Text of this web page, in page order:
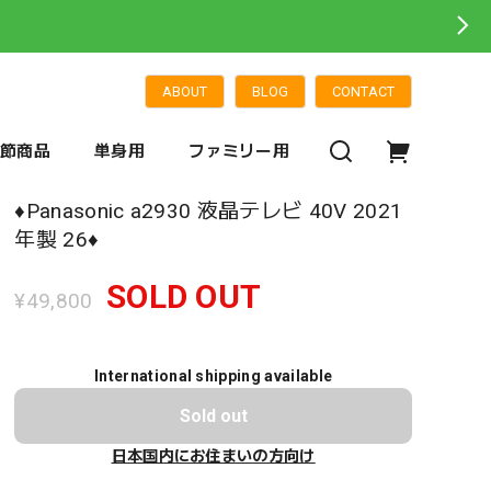
ABOUT BLOG CONTACT
商品 単身用 ファミリー用
♦️Panasonic a2930 液晶テレビ 40V 2021
年製 26♦️
¥49,800 SOLD OUT
International shipping available
Sold out
日本国内にお住まいの方向け